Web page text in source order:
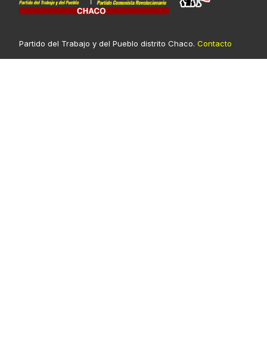
Partido del Trabajo y del Pueblo distrito Chaco. Contacto